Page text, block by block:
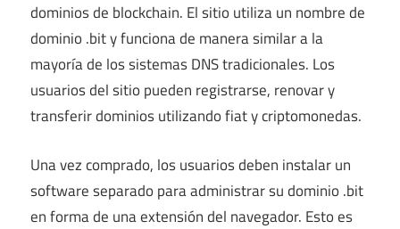
dominios de blockchain. El sitio utiliza un nombre de
dominio .bit y funciona de manera similar a la
mayoría de los sistemas DNS tradicionales. Los
usuarios del sitio pueden registrarse, renovar y
transferir dominios utilizando fiat y criptomonedas.
Una vez comprado, los usuarios deben instalar un
software separado para administrar su dominio .bit
en forma de una extensión del navegador. Esto es